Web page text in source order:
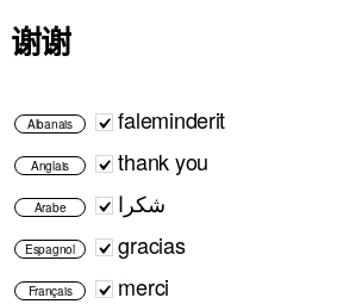
谢谢
Albanais faleminderit
Anglais thank you
Arabe شكرا
Espagnol gracias
Français merci